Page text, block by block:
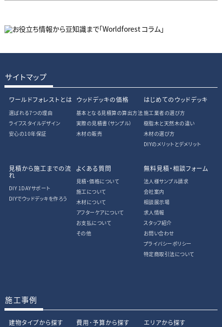
サイトマップ
ワールドフォレストとは
選ばれる7つの理由
ライフスタイルデザイン
安心の10年保証
ウッドデッキの価格
基本となる見積算の算出方法
実際の見積書 （サンプル）
木材の販売
はじめてのウッドデッキ
施工業者の選び方
樹脂木と天然木の違い
木材の選び方
DIYのメリットとデメリット
見積から施工までの流
れ
DIY 1DAYサポート
DIYでウッドデッキを作ろう
よくある質問
見積・価格について
施工について
木材について
アフターケアについて
お支払について
その他
無料見積・相談フォーム
法人様サンプル請求
会社案内
相談展示場
求人情報
スタッフ紹介
お問い合わせ
プライバシーポリシー
特定商取引法について
施工事例
建物タイプから探す 費用･予算から探す エリアから探す